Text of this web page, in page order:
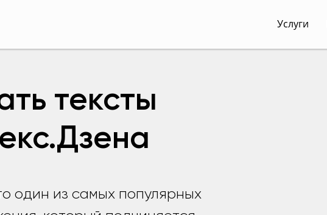
Услуги
тексты
один из самых популярных